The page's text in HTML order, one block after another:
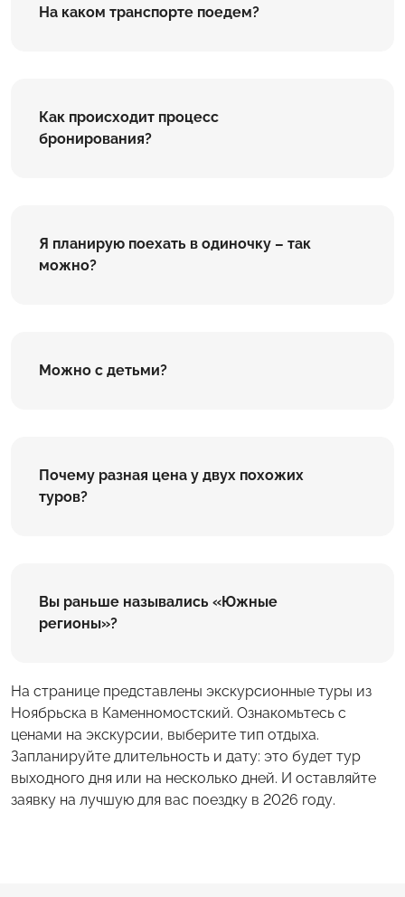
На каком транспорте поедем?
Как происходит процесс
бронирования?
Я планирую поехать в одиночку – так
можно?
Можно с детьми?
Почему разная цена у двух похожих
туров?
Вы раньше назывались «Южные
регионы»?
На странице представлены экскурсионные туры из
Ноябрьска в Каменномостский. Ознакомьтесь с
ценами на экскурсии, выберите тип отдыха.
Запланируйте длительность и дату: это будет тур
выходного дня или на несколько дней. И оставляйте
заявку на лучшую для вас поездку в 2026 году.